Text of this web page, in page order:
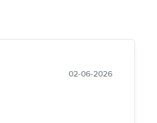
02-06-2026